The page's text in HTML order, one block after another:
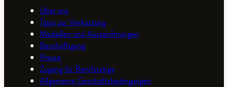
Über uns
Tipps zur Verkostung
Medaillen und Auszeichnungen
Beschäftigung
Presse
Zugang für Berufstätige
Allgemeine Geschäftsbedingungen